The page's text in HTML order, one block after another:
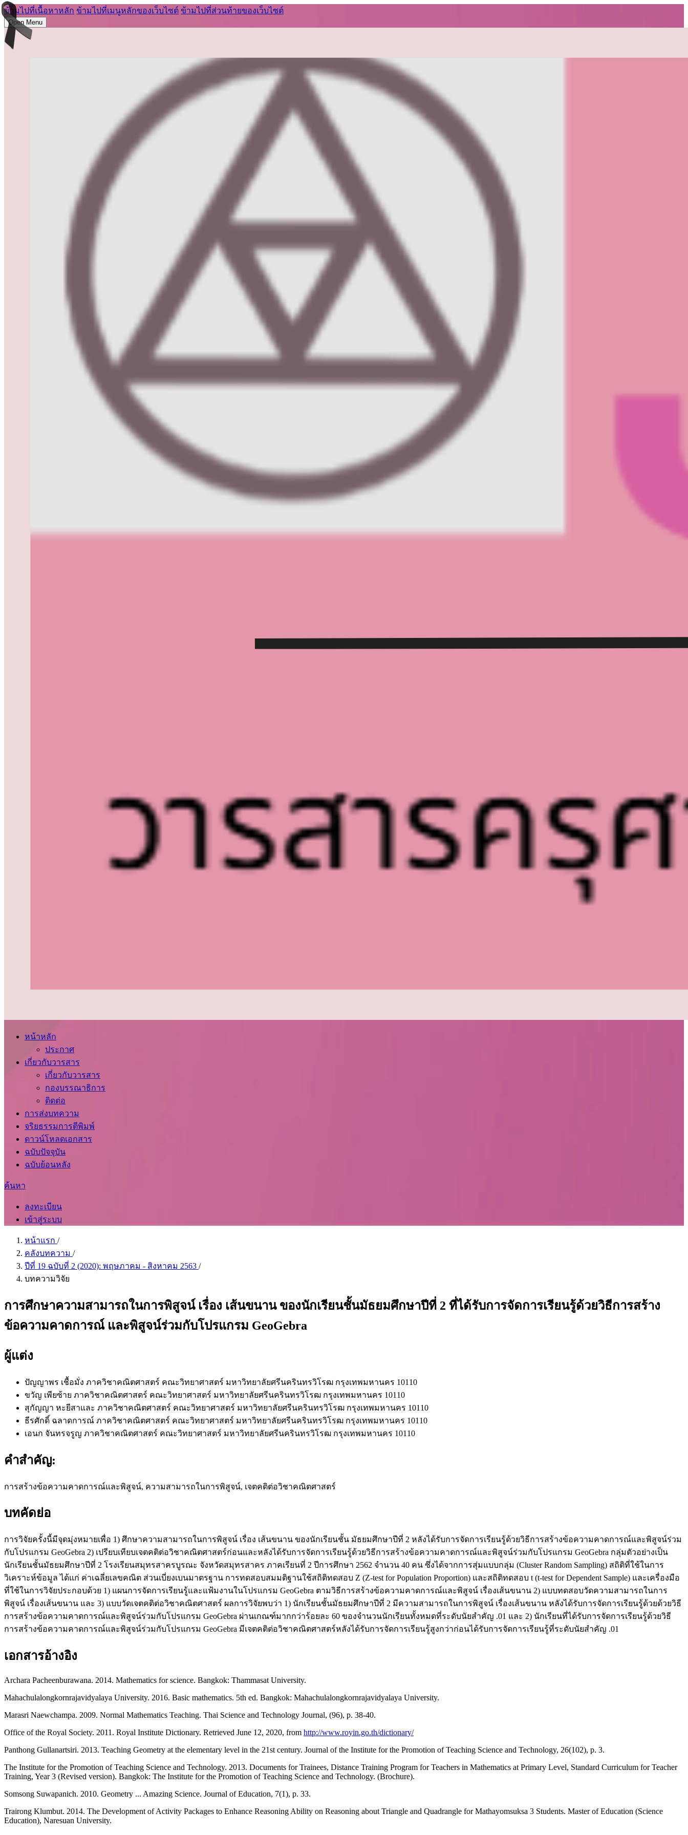
ข้ามไปที่เนื้อหาหลัก ข้ามไปที่เมนูหลักของเว็บไซต์ ข้ามไปที่ส่วนท้ายของเว็บไซต์
Open Menu
หน้าหลัก
ประกาศ
เกี่ยวกับวารสาร
เกี่ยวกับวารสาร
กองบรรณาธิการ
ติดต่อ
การส่งบทความ
จริยธรรมการตีพิมพ์
ดาวน์โหลดเอกสาร
ฉบับปัจจุบัน
ฉบับย้อนหลัง
ค้นหา
ลงทะเบียน
เข้าสู่ระบบ
หน้าแรก /
คลังบทความ /
ปีที่ 19 ฉบับที่ 2 (2020): พฤษภาคม - สิงหาคม 2563 /
บทความวิจัย
การศึกษาความสามารถในการพิสูจน์ เรื่อง เส้นขนาน ของนักเรียนชั้นมัธยมศึกษาปีที่ 2 ที่ได้รับการจัดการเรียนรู้ด้วยวิธีการสร้าง
ข้อความคาดการณ์ และพิสูจน์ร่วมกับโปรแกรม GeoGebra
ผู้แต่ง
ปัญญาพร เชื้อมั่ง ภาควิชาคณิตศาสตร์ คณะวิทยาศาสตร์ มหาวิทยาลัยศรีนครินทรวิโรฒ กรุงเทพมหานคร 10110
ขวัญ เพียซ้าย ภาควิชาคณิตศาสตร์ คณะวิทยาศาสตร์ มหาวิทยาลัยศรีนครินทรวิโรฒ กรุงเทพมหานคร 10110
สุกัญญา หะยีสาและ ภาควิชาคณิตศาสตร์ คณะวิทยาศาสตร์ มหาวิทยาลัยศรีนครินทรวิโรฒ กรุงเทพมหานคร 10110
ธีรศักดิ์ ฉลาดการณ์ ภาควิชาคณิตศาสตร์ คณะวิทยาศาสตร์ มหาวิทยาลัยศรีนครินทรวิโรฒ กรุงเทพมหานคร 10110
เอนก จันทรจรูญ ภาควิชาคณิตศาสตร์ คณะวิทยาศาสตร์ มหาวิทยาลัยศรีนครินทรวิโรฒ กรุงเทพมหานคร 10110
คำสำคัญ:
การสร้างข้อความคาดการณ์และพิสูจน์, ความสามารถในการพิสูจน์, เจตคติต่อวิชาคณิตศาสตร์
บทคัดย่อ
การวิจัยครั้งนี้มีจุดมุ่งหมายเพื่อ 1) ศึกษาความสามารถในการพิสูจน์ เรื่อง เส้นขนาน ของนักเรียนชั้น มัธยมศึกษาปีที่ 2 หลังได้รับการจัดการเรียนรู้ด้วยวิธีการสร้างข้อความคาดการณ์และพิสูจน์ร่วม
กับโปรแกรม GeoGebra 2) เปรียบเทียบเจตคติต่อวิชาคณิตศาสตร์ก่อนและหลังได้รับการจัดการเรียนรู้ด้วยวิธีการสร้างข้อความคาดการณ์และพิสูจน์ร่วมกับโปรแกรม GeoGebra กลุ่มตัวอย่างเป็น
นักเรียนชั้นมัธยมศึกษาปีที่ 2 โรงเรียนสมุทรสาครบูรณะ จังหวัดสมุทรสาคร ภาคเรียนที่ 2 ปีการศึกษา 2562 จํานวน 40 คน ซึ่งได้จากการสุ่มแบบกลุ่ม (Cluster Random Sampling) สถิติที่ใช้ในการ
วิเคราะห์ข้อมูล ได้แก่ ค่าเฉลี่ยเลขคณิต ส่วนเบี่ยงเบนมาตรฐาน การทดสอบสมมติฐานใช้สถิติทดสอบ Z (Z-test for Population Proportion) และสถิติทดสอบ t (t-test for Dependent Sample) และเครื่องมือ
ที่ใช้ในการวิจัยประกอบด้วย 1) แผนการจัดการเรียนรู้และแฟ้มงานในโปรแกรม GeoGebra ตามวิธีการสร้างข้อความคาดการณ์และพิสูจน์ เรื่องเส้นขนาน 2) แบบทดสอบวัดความสามารถในการ
พิสูจน์ เรื่องเส้นขนาน และ 3) แบบวัดเจตคติต่อวิชาคณิตศาสตร์ ผลการวิจัยพบว่า 1) นักเรียนชั้นมัธยมศึกษาปีที่ 2 มีความสามารถในการพิสูจน์ เรื่องเส้นขนาน หลังได้รับการจัดการเรียนรู้ด้วยด้วยวิธี
การสร้างข้อความคาดการณ์และพิสูจน์ร่วมกับโปรแกรม GeoGebra ผ่านเกณฑ์มากกว่าร้อยละ 60 ของจํานวนนักเรียนทั้งหมดที่ระดับนัยสําคัญ .01 และ 2) นักเรียนที่ได้รับการจัดการเรียนรู้ด้วยวิธี
การสร้างข้อความคาดการณ์และพิสูจน์ร่วมกับโปรแกรม GeoGebra มีเจตคติต่อวิชาคณิตศาสตร์หลังได้รับการจัดการเรียนรู้สูงกว่าก่อนได้รับการจัดการเรียนรู้ที่ระดับนัยสําคัญ .01
เอกสารอ้างอิง
Archara Pacheenburawana. 2014. Mathematics for science. Bangkok: Thammasat University.
Mahachulalongkornrajavidyalaya University. 2016. Basic mathematics. 5th ed. Bangkok: Mahachulalongkornrajavidyalaya University.
Marasri Naewchampa. 2009. Normal Mathematics Teaching. Thai Science and Technology Journal, (96), p. 38-40.
Office of the Royal Society. 2011. Royal Institute Dictionary. Retrieved June 12, 2020, from http://www.royin.go.th/dictionary/
Panthong Gullanartsiri. 2013. Teaching Geometry at the elementary level in the 21st century. Journal of the Institute for the Promotion of Teaching Science and Technology, 26(102), p. 3.
The Institute for the Promotion of Teaching Science and Technology. 2013. Documents for Trainees, Distance Training Program for Teachers in Mathematics at Primary Level, Standard Curriculum for Teacher
Training, Year 3 (Revised version). Bangkok: The Institute for the Promotion of Teaching Science and Technology. (Brochure).
Somsong Suwapanich. 2010. Geometry ... Amazing Science. Journal of Education, 7(1), p. 33.
Trairong Klumbut. 2014. The Development of Activity Packages to Enhance Reasoning Ability on Reasoning about Triangle and Quadrangle for Mathayomsuksa 3 Students. Master of Education (Science
Education), Naresuan University.